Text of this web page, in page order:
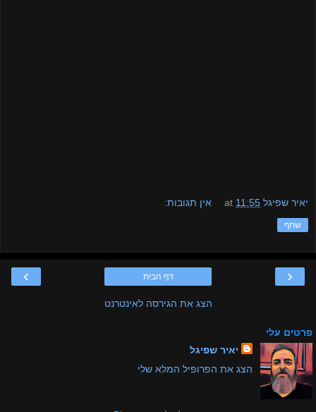
יאיר שפיגל at 11:55 אין תגובות:
שתף
‹
› דף הבית
הצג את הגירסה לאינטרנט
פרטים עלי
יאיר שפיגל
הצג את הפרופיל המלא שלי